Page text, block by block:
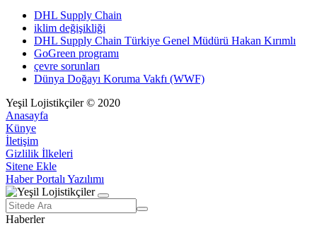
DHL Supply Chain
iklim değişikliği
DHL Supply Chain Türkiye Genel Müdürü Hakan Kırımlı
GoGreen programı
çevre sorunları
Dünya Doğayı Koruma Vakfı (WWF)
Yeşil Lojistikçiler © 2020
Anasayfa
Künye
İletişim
Gizlilik İlkeleri
Sitene Ekle
Haber Portalı Yazılımı
Haberler